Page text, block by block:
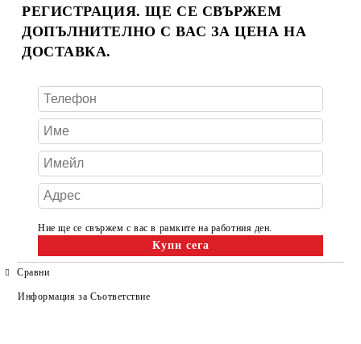
РЕГИСТРАЦИЯ. ЩЕ СЕ СВЪРЖЕМ
ДОПЪЛНИТЕЛНО С ВАС ЗА ЦЕНА НА
ДОСТАВКА.
Ние ще се свържем с вас в рамките на работния ден.
Сравни
Информация за Съответствие